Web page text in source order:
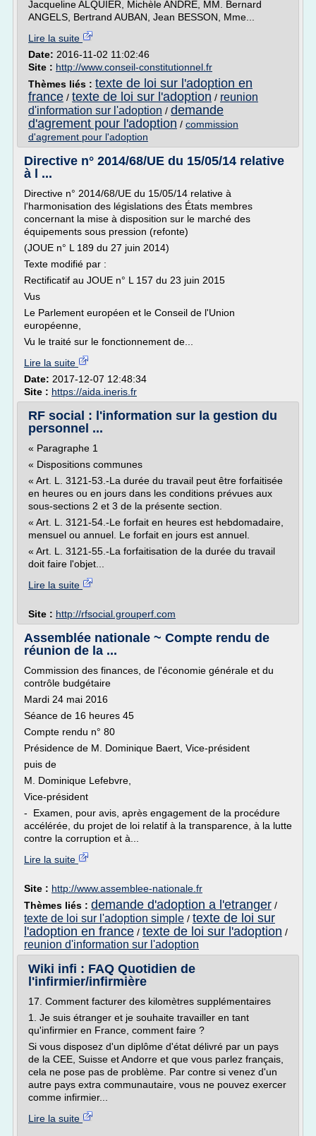
Jacqueline ALQUIER, Michèle ANDRÉ, MM. Bernard
ANGELS, Bertrand AUBAN, Jean BESSON, Mme...
Lire la suite
Date: 2016-11-02 11:02:46
Site : http://www.conseil-constitutionnel.fr
Thèmes liés : texte de loi sur l'adoption en
france / texte de loi sur l'adoption / reunion
d'information sur l'adoption / demande
d'agrement pour l'adoption / commission
d'agrement pour l'adoption
Directive n° 2014/68/UE du 15/05/14 relative
à l ...
Directive n° 2014/68/UE du 15/05/14 relative à
l'harmonisation des législations des États membres
concernant la mise à disposition sur le marché des
équipements sous pression (refonte)
(JOUE n° L 189 du 27 juin 2014)
Texte modifié par :
Rectificatif au JOUE n° L 157 du 23 juin 2015
Vus
Le Parlement européen et le Conseil de l'Union
européenne,
Vu le traité sur le fonctionnement de...
Lire la suite
Date: 2017-12-07 12:48:34
Site : https://aida.ineris.fr
RF social : l'information sur la gestion du
personnel ...
« Paragraphe 1
« Dispositions communes
« Art. L. 3121-53.-La durée du travail peut être forfaitisée
en heures ou en jours dans les conditions prévues aux
sous-sections 2 et 3 de la présente section.
« Art. L. 3121-54.-Le forfait en heures est hebdomadaire,
mensuel ou annuel. Le forfait en jours est annuel.
« Art. L. 3121-55.-La forfaitisation de la durée du travail
doit faire l'objet...
Lire la suite
Site : http://rfsocial.grouperf.com
Assemblée nationale ~ Compte rendu de
réunion de la ...
Commission des finances, de l'économie générale et du
contrôle budgétaire
Mardi 24 mai 2016
Séance de 16 heures 45
Compte rendu n° 80
Présidence de M. Dominique Baert, Vice-président
puis de
M. Dominique Lefebvre,
Vice-président
- Examen, pour avis, après engagement de la procédure
accélérée, du projet de loi relatif à la transparence, à la lutte
contre la corruption et à...
Lire la suite
Site : http://www.assemblee-nationale.fr
Thèmes liés : demande d'adoption a l'etranger /
texte de loi sur l'adoption simple / texte de loi sur
l'adoption en france / texte de loi sur l'adoption /
reunion d'information sur l'adoption
Wiki infi : FAQ Quotidien de
l'infirmier/infirmière
17. Comment facturer des kilomètres supplémentaires
1. Je suis étranger et je souhaite travailler en tant
qu'infirmier en France, comment faire ?
Si vous disposez d'un diplôme d'état délivré par un pays
de la CEE, Suisse et Andorre et que vous parlez français,
cela ne pose pas de problème. Par contre si venez d'un
autre pays extra communautaire, vous ne pouvez exercer
comme infirmier...
Lire la suite